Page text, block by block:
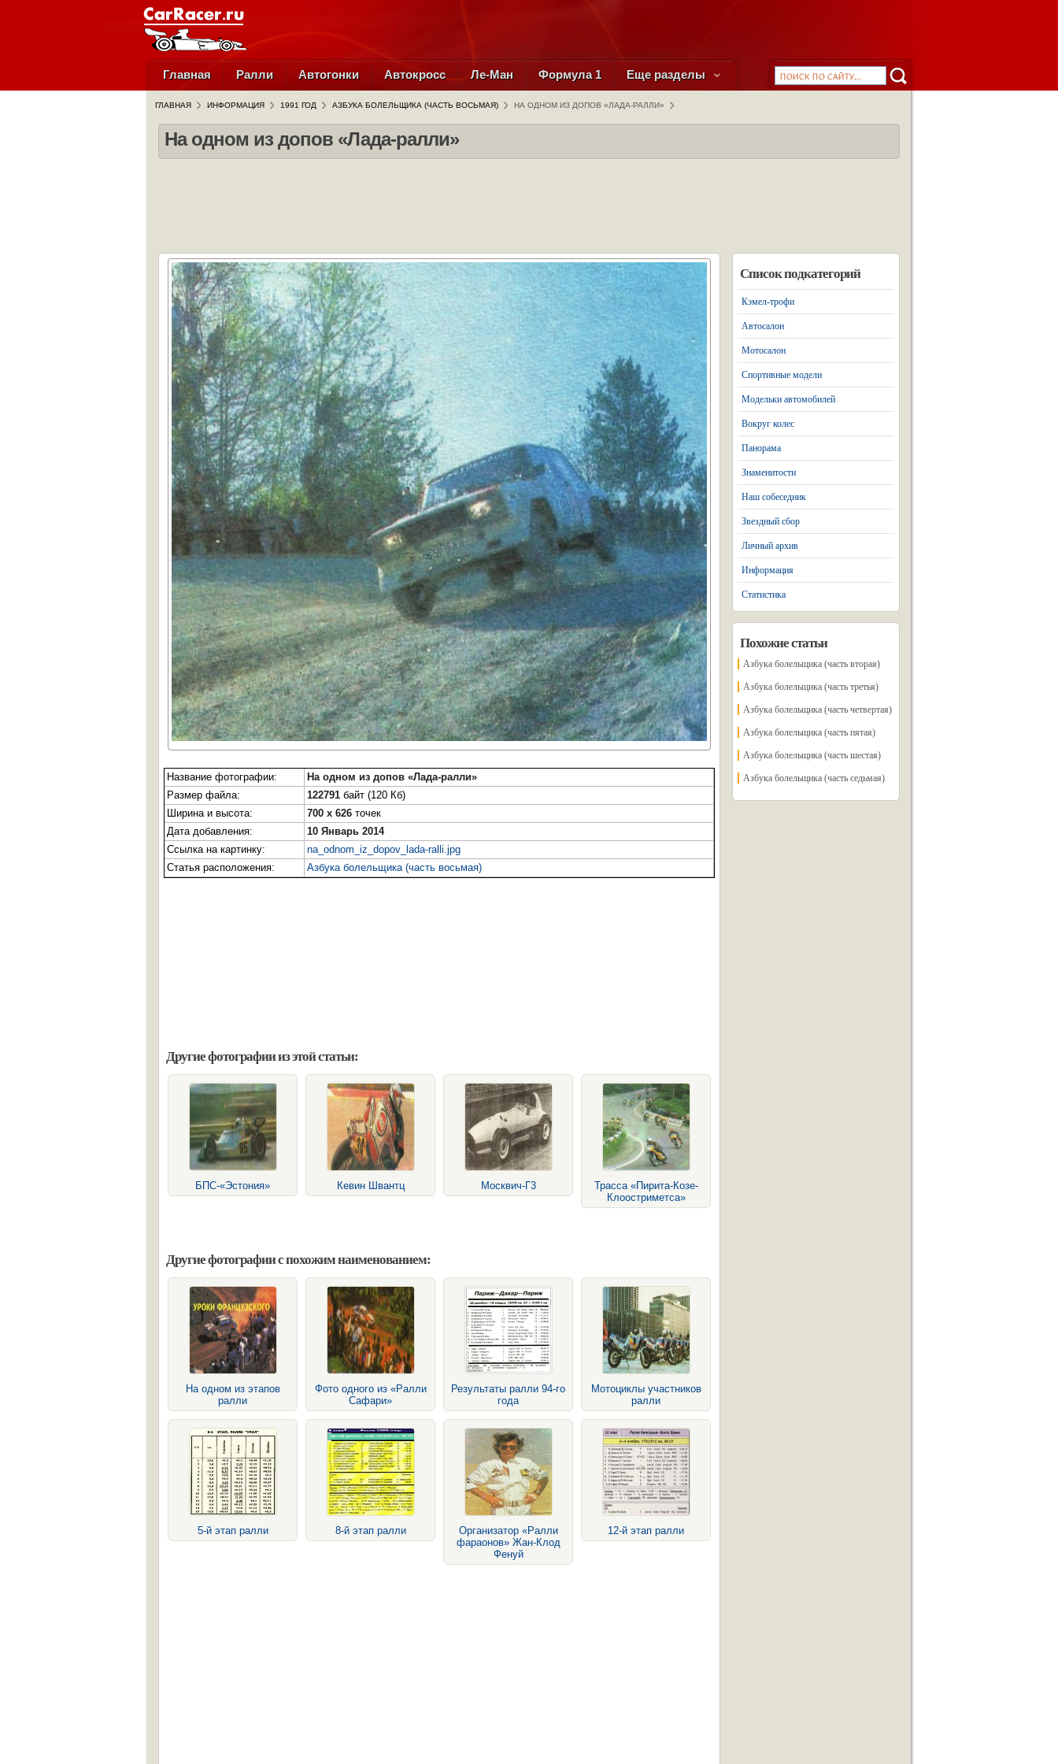
Главная Ралли Автогонки Автокросс Ле-Ман Формула 1 Еще разделы
ГЛАВНАЯ ИНФОРМАЦИЯ 1991 ГОД АЗБУКА БОЛЕЛЬЩИКА (ЧАСТЬ ВОСЬМАЯ) НА ОДНОМ ИЗ ДОПОВ «ЛАДА-РАЛЛИ»
На одном из допов «Лада-ралли»
Название фотографии:
На одном из допов «Лада-ралли»
Размер файла:
122791 байт (120 Кб)
Ширина и высота:
700 x 626 точек
Дата добавления:
10 Январь 2014
Ссылка на картинку:
na_odnom_iz_dopov_lada-ralli.jpg
Статья расположения:
Азбука болельщика (часть восьмая)
Другие фотографии из этой статьи:
БПС-«Эстония» Кевин Швантц Москвич-Г3
Трасса «Пирита-Козе-
Клоостриметса»
Другие фотографии с похожим наименованием:
На одном из этапов
ралли
Фото одного из «Ралли
Сафари»
Результаты ралли 94-го
года
Мотоциклы участников
ралли
5-й этап ралли 8-й этап ралли
Организатор «Ралли
фараонов» Жан-Клод
Фенуй
12-й этап ралли
Список подкатегорий
Кэмел-трофи
Автосалон
Мотосалон
Спортивные модели
Модельки автомобилей
Вокруг колес
Панорама
Знаменитости
Наш собеседник
Звездный сбор
Личный архив
Информация
Статистика
Похожие статьи
Азбука болельщика (часть вторая)
Азбука болельщика (часть третья)
Азбука болельщика (часть четвертая)
Азбука болельщика (часть пятая)
Азбука болельщика (часть шестая)
Азбука болельщика (часть седьмая)